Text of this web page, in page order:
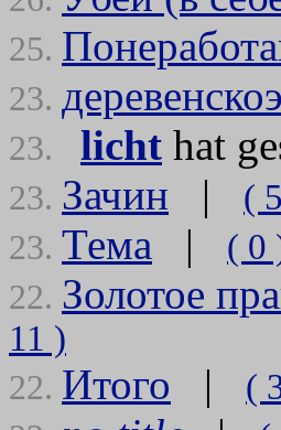
25.
23.
23. licht hat
23. Зачин | (
23. Тема | ( 0
22. Золотое
11 )
22. Итого | (